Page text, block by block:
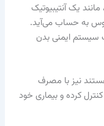
یک آنتیبیوتیک
به حساب می‌آید.
سیستم ایمنی بدن
نیز با مصرف
کرده و بیماری خود